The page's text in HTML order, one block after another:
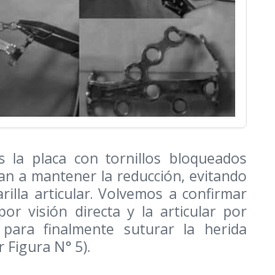
la placa con tornillos bloqueados
a mantener la reducción, evitando
articular. Volvemos a confirmar
visión directa y la articular por
para finalmente suturar la herida
N° 5).